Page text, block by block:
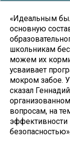
«Идеальным
основную
школьникам
можем их
усваивает
мокром забое.
сказал
вопросам, на
эффективности
безопасностью».